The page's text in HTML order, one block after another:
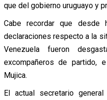
que del gobierno uruguayo y
Cabe recordar que
declaraciones respecto a la
Venezuela fueron
excompañeros de partido,
Mujica.
El actual secretario